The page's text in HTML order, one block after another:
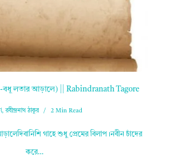
বধূ লতার আড়ালে) || Rabindranath Tagore
,রবীন্দ্রনাথ ঠাকুর 2 Min Read
গাহে শুধু প্রেমের বিলাপ।নবীন চাঁদের
করে…